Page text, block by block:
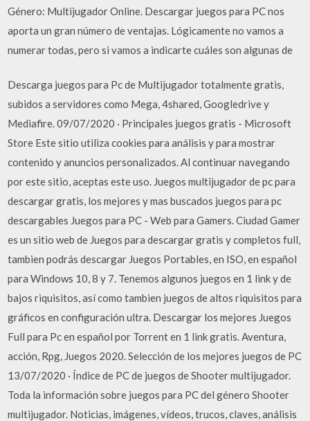
Género: Multijugador Online. Descargar juegos para PC nos
aporta un gran número de ventajas. Lógicamente no vamos a
numerar todas, pero si vamos a indicarte cuáles son algunas de
Descarga juegos para Pc de Multijugador totalmente gratis,
subidos a servidores como Mega, 4shared, Googledrive y
Mediafire. 09/07/2020 · Principales juegos gratis - Microsoft
Store Este sitio utiliza cookies para análisis y para mostrar
contenido y anuncios personalizados. Al continuar navegando
por este sitio, aceptas este uso. Juegos multijugador de pc para
descargar gratis, los mejores y mas buscados juegos para pc
descargables Juegos para PC - Web para Gamers. Ciudad Gamer
es un sitio web de Juegos para descargar gratis y completos full,
tambien podrás descargar Juegos Portables, en ISO, en español
para Windows 10, 8 y 7. Tenemos algunos juegos en 1 link y de
bajos riquisitos, así como tambien juegos de altos riquisitos para
gráficos en configuración ultra. Descargar los mejores Juegos
Full para Pc en español por Torrent en 1 link gratis. Aventura,
acción, Rpg, Juegos 2020. Selección de los mejores juegos de PC
13/07/2020 · Índice de PC de juegos de Shooter multijugador.
Toda la información sobre juegos para PC del género Shooter
multijugador. Noticias, imágenes, vídeos, trucos, claves, análisis